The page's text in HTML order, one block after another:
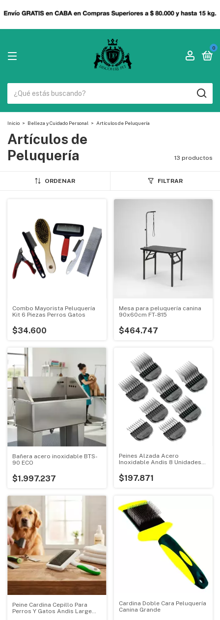
0
Inicio > Belleza y Cuidado Personal > Artículos de Peluquería
Artículos de
Peluquería
13 productos
ORDENAR FILTRAR
Combo Mayorista Peluquería
Kit 6 Piezas Perros Gatos
$34.600
Mesa para peluquería canina
90x60cm FT-815
$464.747
Bañera acero inoxidable BTS-
90 ECO
$1.997.237
Peines Alzada Acero
Inoxidable Andis 8 Unidades
$197.871
Peine Cardina Cepillo Para
Perros Y Gatos Andis Large
Cardina Doble Cara Peluquería
Canina Grande